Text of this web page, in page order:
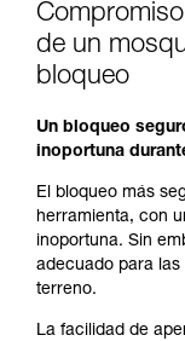
de un
bloqueo
Un bloqueo
inoportuna
El bloqueo más
herramienta, con
inoportuna. Sin
adecuado para las
terreno.
La facilidad de